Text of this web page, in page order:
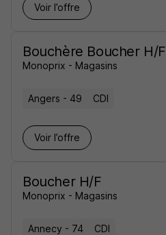
Voir l’offre
Bouchère Boucher H/F
Monoprix - Magasins
Angers - 49 CDI
Voir l’offre
Boucher H/F
Monoprix - Magasins
Annecy - 74 CDI